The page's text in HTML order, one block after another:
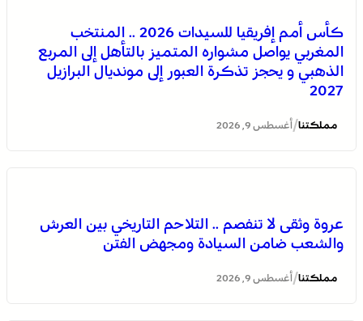
كأس أمم إفريقيا للسيدات 2026 .. المنتخب
المغربي يواصل مشواره المتميز بالتأهل إلى المربع
الذهبي و يحجز تذكرة العبور إلى مونديال البرازيل
2027
مملكتنا/ أغسطس 9, 2026
عروة وثقى لا تنفصم .. التلاحم التاريخي بين العرش
والشعب ضامن السيادة ومجهض الفتن
مملكتنا/ أغسطس 9, 2026